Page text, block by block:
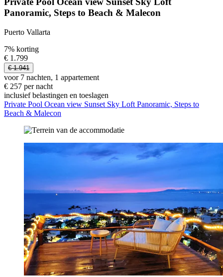
Panoramic, Steps to Beach & Malecon
Puerto Vallarta
7% korting
€ 1.799
€ 1.941
voor 7 nachten, 1 appartement
€ 257 per nacht
inclusief belastingen en toeslagen
Private Pool Ocean view Sunset Sky Loft Panoramic, Steps to
Beach & Malecon